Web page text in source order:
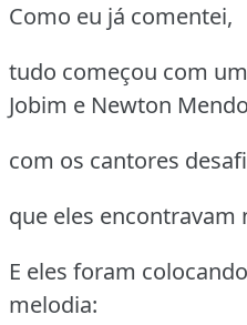
Como eu já comentei,
tudo começou com
Jobim e Newton
com os cantores
que eles encontravam
E eles foram
melodia: